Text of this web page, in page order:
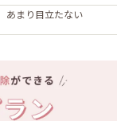
あまり目立たない